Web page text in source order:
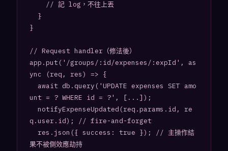
}
// Request handler（修法後）
app.put('/groups/:id/expenses/:expId', as
ync (req, res) => {
unt = ? WHERE id = ?', [...]);
q.user.id); // fire-and-forget
果不被側效應劫持